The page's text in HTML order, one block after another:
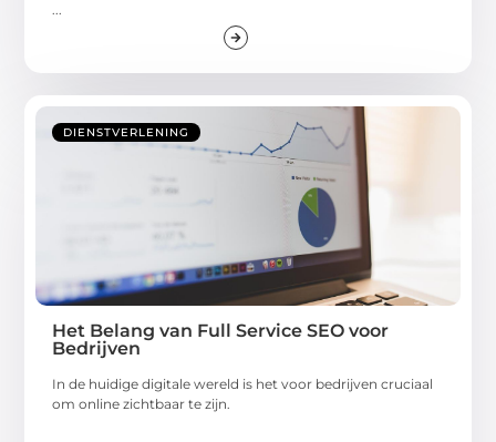
...
DIENSTVERLENING
Het Belang van Full Service SEO voor
Bedrijven
In de huidige digitale wereld is het voor bedrijven cruciaal
om online zichtbaar te zijn.